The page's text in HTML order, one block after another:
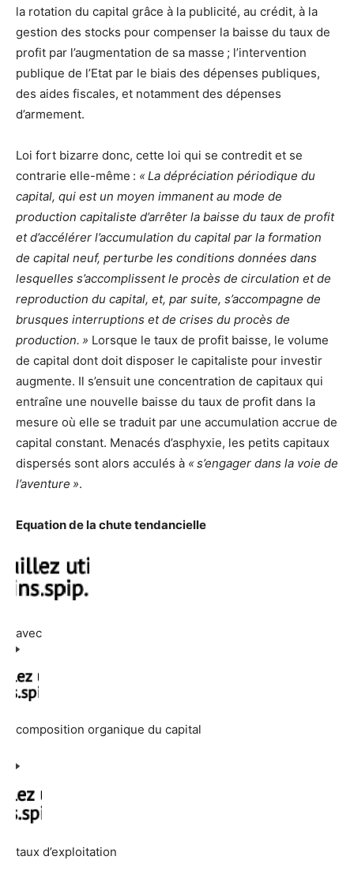
la rotation du capital grâce à la publicité, au crédit, à la
gestion des stocks pour compenser la baisse du taux de
profit par l’augmentation de sa masse ; l’intervention
publique de l’Etat par le biais des dépenses publiques,
des aides fiscales, et notamment des dépenses
d’armement.
Loi fort bizarre donc, cette loi qui se contredit et se
contrarie elle-même : « La dépréciation périodique du
capital, qui est un moyen immanent au mode de
production capitaliste d’arrêter la baisse du taux de profit
et d’accélérer l’accumulation du capital par la formation
de capital neuf, perturbe les conditions données dans
lesquelles s’accomplissent le procès de circulation et de
reproduction du capital, et, par suite, s’accompagne de
brusques interruptions et de crises du procès de
production. » Lorsque le taux de profit baisse, le volume
de capital dont doit disposer le capitaliste pour investir
augmente. Il s’ensuit une concentration de capitaux qui
entraîne une nouvelle baisse du taux de profit dans la
mesure où elle se traduit par une accumulation accrue de
capital constant. Menacés d’asphyxie, les petits capitaux
dispersés sont alors acculés à « s’engager dans la voie de
l’aventure ».
Equation de la chute tendancielle
avec
composition organique du capital
taux d’exploitation